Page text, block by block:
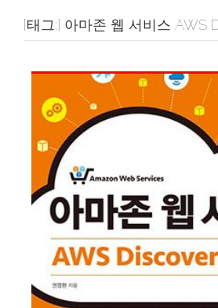
[태그:] 아마존 웹 서비스 AWS